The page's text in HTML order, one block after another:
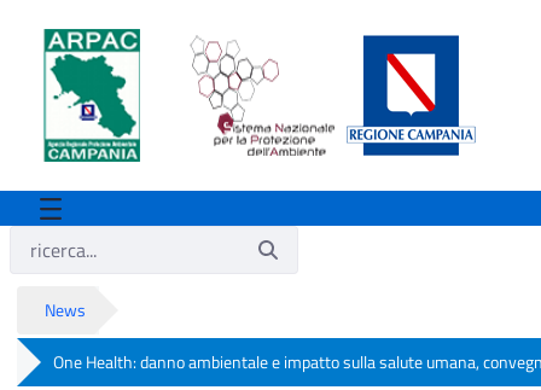
News
One Health: danno ambientale e impatto sulla salute umana,